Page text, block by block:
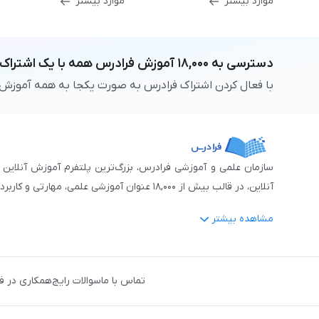
دسترسی به ۱۸,۰۰۰ آموزش فرادرس همه با یک اشتراک
با فعال کردن اشتراک فرادرس به صورت یکجا به همه
آنلاین، در قالب بیش از ۱۸,۰۰۰ عنوان آموزشی علمی، مهارتی و کاربردی، منتشر کرده‌است.
مشاهده بیشتر
دروس رسمی دبیرستان و پیش دانشگاهی،آموزش‌های تماس با ماسوالات رایجهمکاری در